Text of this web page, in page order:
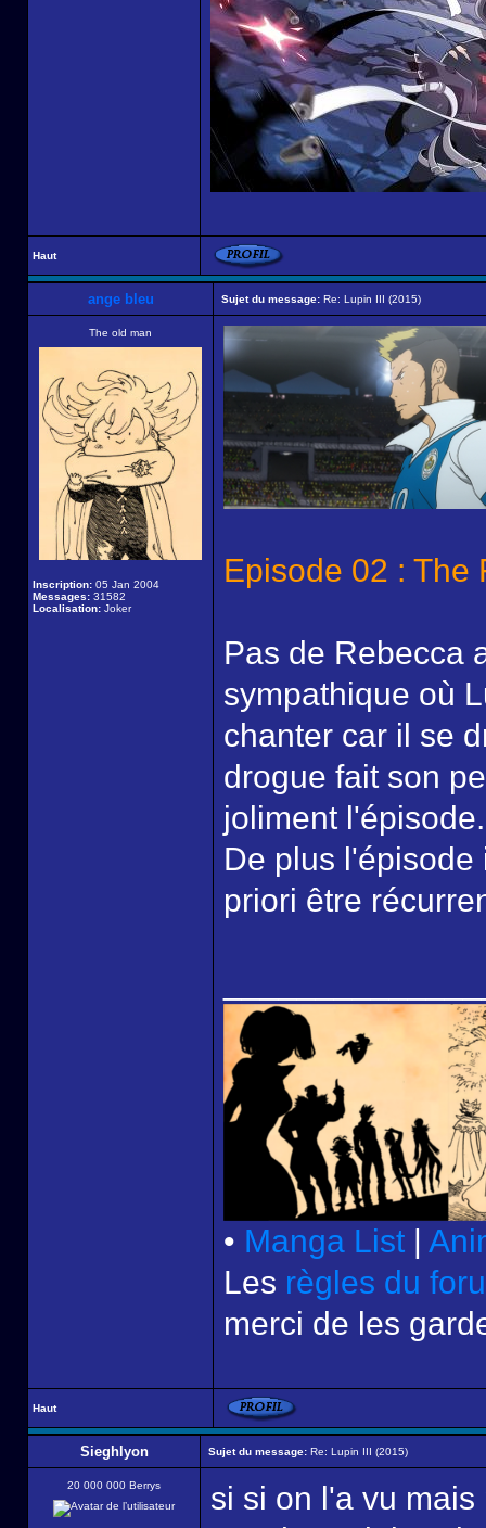
Haut
ange bleu Sujet du message: Re: Lupin III (2015)
The old man
Inscription: 05 Jan 2004
Messages: 31582
Localisation: Joker
Episode 02 : The
Pas de Rebecca
sympathique où
chanter car il se
drogue fait son
joliment l'épisode.
De plus
priori être
• Manga List |
Les règles du
merci de les
Haut
Sieghlyon Sujet du message: Re: Lupin III (2015)
20 000 000 Berrys
si si on l'a vu